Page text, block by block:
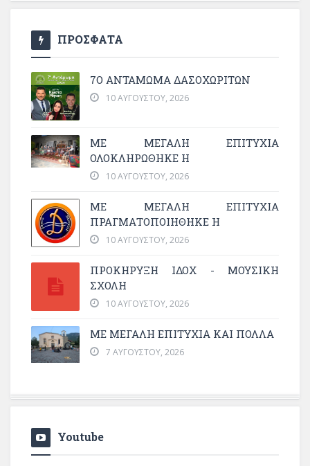
ΠΡΟΣΦΑΤΑ
7Ο ΑΝΤΆΜΩΜΑ ΔΑΣΟΧΩΡΙΤΏΝ
10 ΑΥΓΟΎΣΤΟΥ, 2026
ΜΕ ΜΕΓΆΛΗ ΕΠΙΤΥΧΊΑ
ΟΛΟΚΛΗΡΏΘΗΚΕ Η
10 ΑΥΓΟΎΣΤΟΥ, 2026
ΜΕ ΜΕΓΆΛΗ ΕΠΙΤΥΧΊΑ
ΠΡΑΓΜΑΤΟΠΟΙΉΘΗΚΕ Η
10 ΑΥΓΟΎΣΤΟΥ, 2026
ΠΡΟΚΗΡΥΞΗ ΙΔΟΧ - ΜΟΥΣΙΚΗ
ΣΧΟΛΗ
10 ΑΥΓΟΎΣΤΟΥ, 2026
ΜΕ ΜΕΓΆΛΗ ΕΠΙΤΥΧΊΑ ΚΑΙ ΠΟΛΛΆ
7 ΑΥΓΟΎΣΤΟΥ, 2026
Youtube